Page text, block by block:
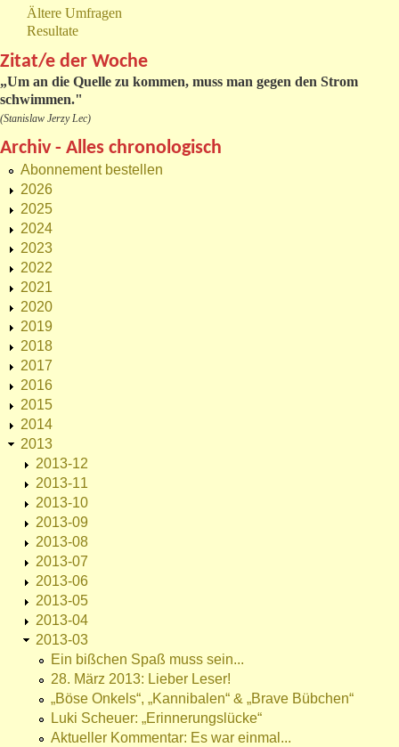
Ältere Umfragen
Resultate
Zitat/e der Woche
„Um an die Quelle zu kommen, muss man gegen den Strom
schwimmen."
(Stanislaw Jerzy Lec)
Archiv - Alles chronologisch
Abonnement bestellen
2026
2025
2024
2023
2022
2021
2020
2019
2018
2017
2016
2015
2014
2013
2013-12
2013-11
2013-10
2013-09
2013-08
2013-07
2013-06
2013-05
2013-04
2013-03
Ein bißchen Spaß muss sein...
28. März 2013: Lieber Leser!
„Böse Onkels“, „Kannibalen“ & „Brave Bübchen“
Luki Scheuer: „Erinnerungslücke“
Aktueller Kommentar: Es war einmal...